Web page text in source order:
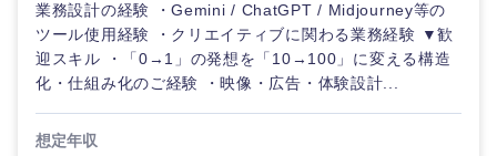
業務設計の経験 ・Gemini / ChatGPT / Midjourney等の
ツール使用経験 ・クリエイティブに関わる業務経験 ▼歓
迎スキル ・「0→1」の発想を「10→100」に変える構造
化・仕組み化のご経験 ・映像・広告・体験設計...
想定年収